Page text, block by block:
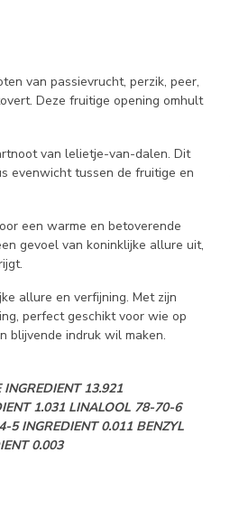
van passievrucht, perzik, peer,
Deze fruitige opening omhult
van lelietje-van-dalen. Dit
evenwicht tussen de fruitige en
een warme en betoverende
gevoel van koninklijke allure uit,
allure en verfijning. Met zijn
perfect geschikt voor wie op
blijvende indruk wil maken.
13.921
1.031 LINALOOL 78-70-6
5 INGREDIENT 0.011 BENZYL
0.003